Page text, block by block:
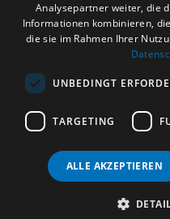
Datenschutzerklärung
Benachrichtigungsservice
Kontakt und Anfahrt
(c) 2026 TALENTBRÜCKE
Analysepartner weiter, die
Informationen kombinieren,
die sie im Rahmen Ihrer
UNBEDINGT
TARGETING
ALLE AKZEPTIEREN